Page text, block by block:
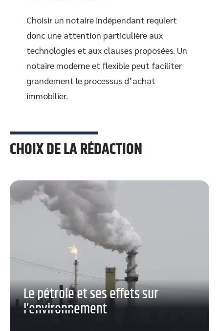
Choisir un notaire indépendant requiert
donc une attention particulière aux
technologies et aux clauses proposées. Un
notaire moderne et flexible peut faciliter
grandement le processus d’achat
immobilier.
CHOIX DE LA RÉDACTION
Le pétrole et ses effets sur
l’environnement